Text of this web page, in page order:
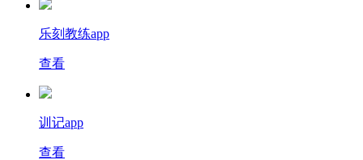
乐刻教练app
查看
训记app
查看